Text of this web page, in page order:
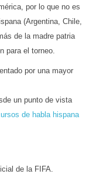
por lo que no es
(Argentina, Chile,
de la madre patria
para el torneo.
por una mayor
un punto de vista
de habla hispana
de la FIFA.